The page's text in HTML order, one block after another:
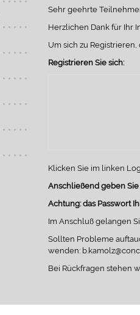
Sehr geehrte
Herzlichen Dank für Ihr
Um sich zu
Registrieren Sie sich:
Klicken Sie im linken
Anschließend geben
Achtung: das Passwort
Im Anschluß gelangen
Sollten Probleme
wenden:
Bei Rückfragen stehen